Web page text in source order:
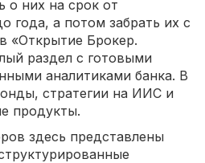
о них на срок от
года, а потом забрать их с
«Открытие Брокер.
раздел с готовыми
аналитиками банка. В
стратегии на ИИС и
продукты.
здесь представлены